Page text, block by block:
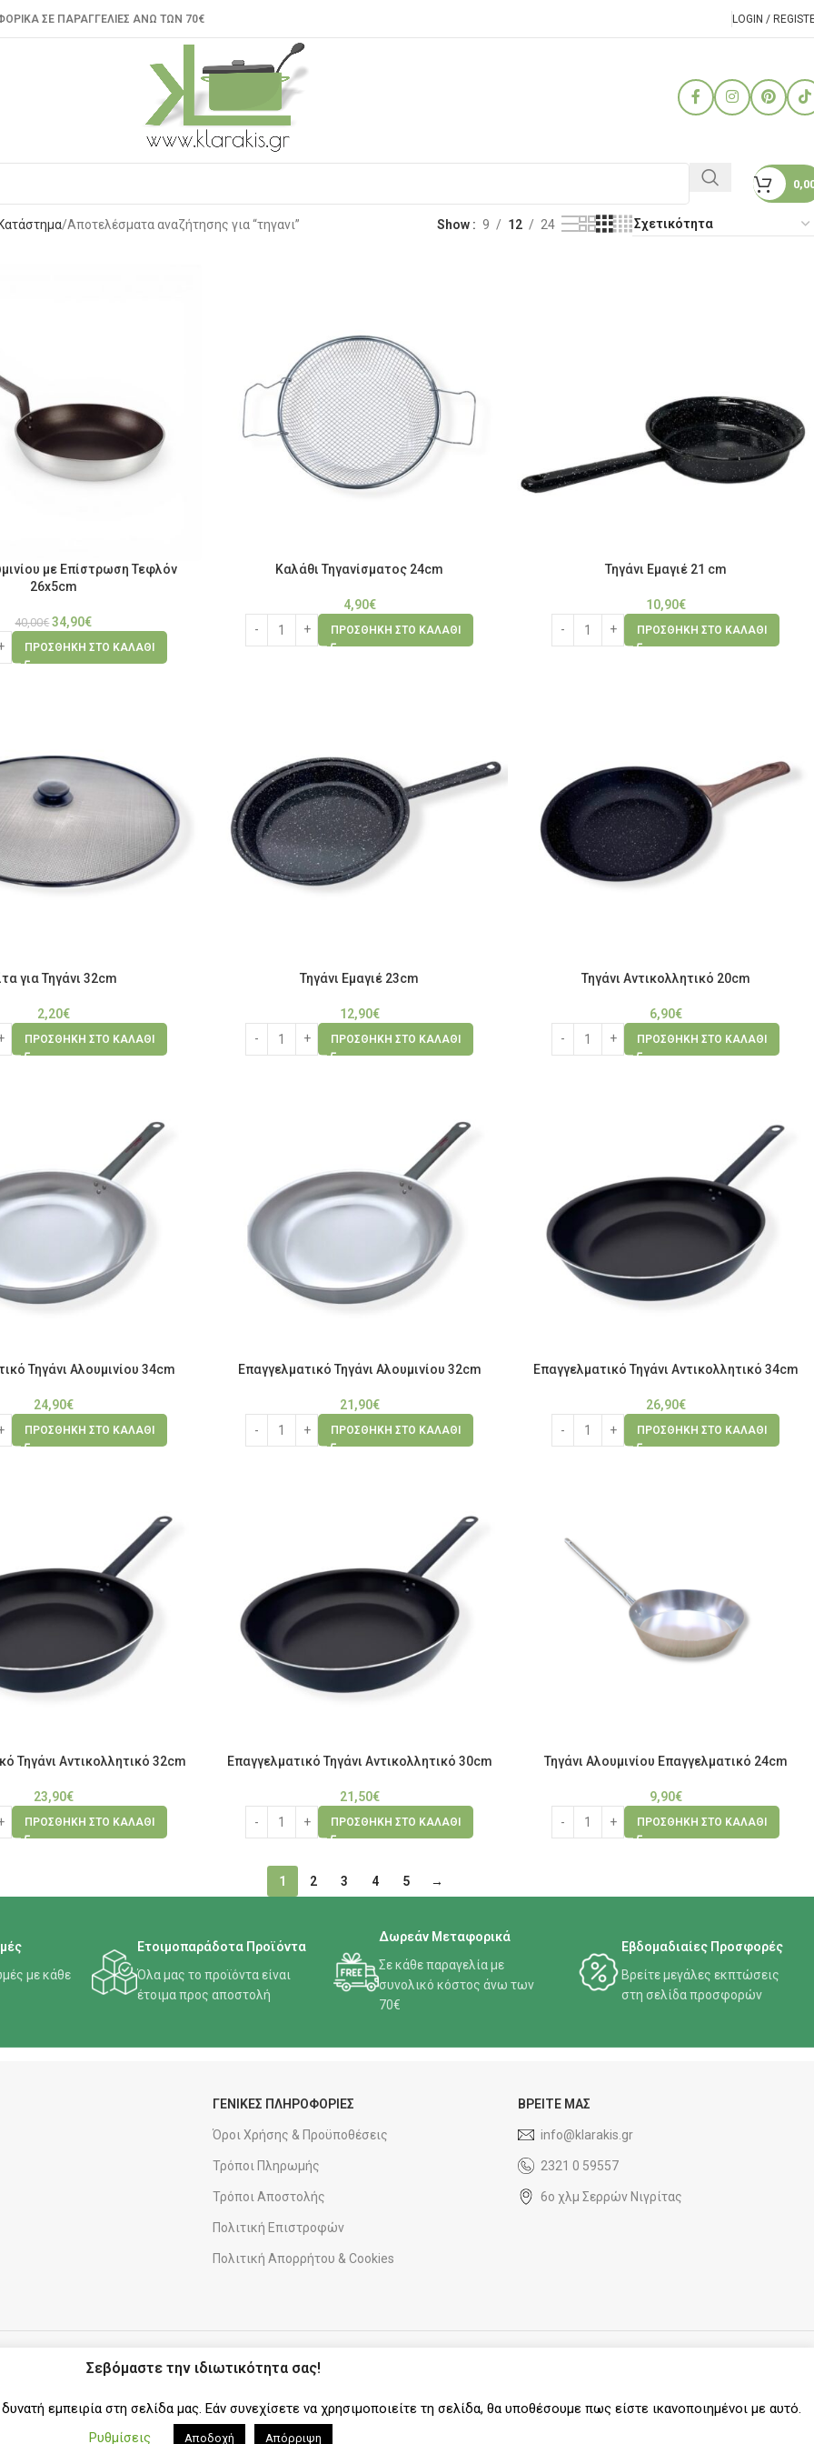
ΣΕ ΠΑΡΑΓΓΕΛΙΕΣ ΑΝΩ ΤΩΝ 70€ LOGIN /
Αποτελέσματα αναζήτησης για “τηγανι” Show 9 12 24
με Επίστρωση Τεφλόν
26x5cm
40,00€ 34,90€
ΠΡΟΣΘΉΚΗ ΣΤΟ ΚΑΛΆΘΙ
Καλάθι Τηγανίσματος 24cm
4,90€
ΠΡΟΣΘΉΚΗ ΣΤΟ ΚΑΛΆΘΙ
Τηγάνι Εμαγιέ 21 cm
10,90€
ΠΡΟΣΘΉΚΗ ΣΤΟ ΚΑΛΆΘΙ
για Τηγάνι 32cm
2,20€
ΠΡΟΣΘΉΚΗ ΣΤΟ ΚΑΛΆΘΙ
Τηγάνι Εμαγιέ 23cm
12,90€
ΠΡΟΣΘΉΚΗ ΣΤΟ ΚΑΛΆΘΙ
Τηγάνι Αντικολλητικό 20cm
6,90€
ΠΡΟΣΘΉΚΗ ΣΤΟ ΚΑΛΆΘΙ
Τηγάνι Αλουμινίου 34cm
24,90€
ΠΡΟΣΘΉΚΗ ΣΤΟ ΚΑΛΆΘΙ
Επαγγελματικό Τηγάνι Αλουμινίου 32cm
21,90€
ΠΡΟΣΘΉΚΗ ΣΤΟ ΚΑΛΆΘΙ
Επαγγελματικό Τηγάνι Αντικολλητικό 34cm
26,90€
ΠΡΟΣΘΉΚΗ ΣΤΟ ΚΑΛΆΘΙ
Τηγάνι Αντικολλητικό 32cm
23,90€
ΠΡΟΣΘΉΚΗ ΣΤΟ ΚΑΛΆΘΙ
Επαγγελματικό Τηγάνι Αντικολλητικό 30cm
21,50€
ΠΡΟΣΘΉΚΗ ΣΤΟ ΚΑΛΆΘΙ
Τηγάνι Αλουμινίου Επαγγελματικό 24cm
9,90€
ΠΡΟΣΘΉΚΗ ΣΤΟ ΚΑΛΆΘΙ
1 2 3 4 5 →
με κάθε
Ετοιμοπαράδοτα Προϊόντα
Όλα μας το προϊόντα είναι
έτοιμα προς αποστολή
Δωρεάν Μεταφορικά
Σε κάθε παραγελία με
συνολικό κόστος άνω των
70€
Εβδομαδιαίες Προσφορές
Βρείτε μεγάλες εκπτώσεις
στη σελίδα προσφορών
ΓΕΝΙΚΕΣ ΠΛΗΡΟΦΟΡΙΕΣ
Όροι Χρήσης & Προϋποθέσεις
Τρόποι Πληρωμής
Τρόποι Αποστολής
Πολιτική Επιστροφών
Πολιτική Απορρήτου & Cookies
ΒΡΕΙΤΕ ΜΑΣ
info@klarakis.gr
2321 0 59557
6ο χλμ Σερρών Νιγρίτας
ΑΠΟΣΤΟΛΕΣ ΣΥΝΕΡΓΑΤΗΣ
Σεβόμαστε την ιδιωτικότητα σας!
εμπειρία στη σελίδα μας. Εάν συνεχίσετε να χρησιμοποιείτε τη σελίδα, θα υποθέσουμε πως είστε ικανοποιημένοι με αυτό.
Ρυθμίσεις
Αποδοχή Απόρριψη